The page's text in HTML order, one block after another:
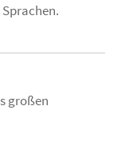
großen